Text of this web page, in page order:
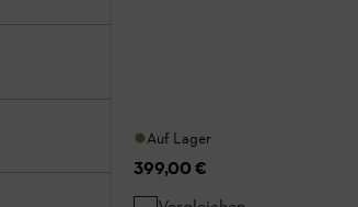
Auf Lager
399,00 €